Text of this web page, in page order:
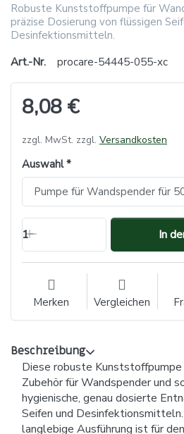
Robuste Kunststoffpumpe für
präzise Dosierung von flüssigen
Desinfektionsmitteln.
Art.-Nr.
procare-54445-055-xc
8,08 €
zzgl. MwSt. zzgl. Versandkosten
Auswahl
1 In
Merken Vergleichen
Beschreibung
Diese robuste
Zubehör für Wandspender und
hygienische, genau dosierte
Seifen und
langlebige Ausführung ist für